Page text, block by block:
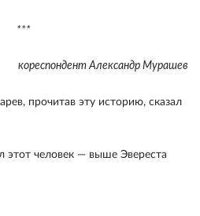
***
кореспондент Александр Мурашев
прочитав эту историю, сказал
этот человек — выше Эвереста